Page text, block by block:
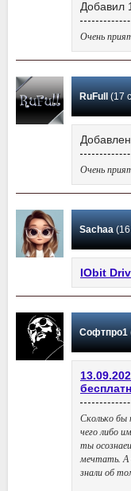
Добавил
Очень
RuFull (17
Очень
Sachaa(16
IObit
Софтпро1
Сколько бы
чего либо
ты
мечтать. А
знали об